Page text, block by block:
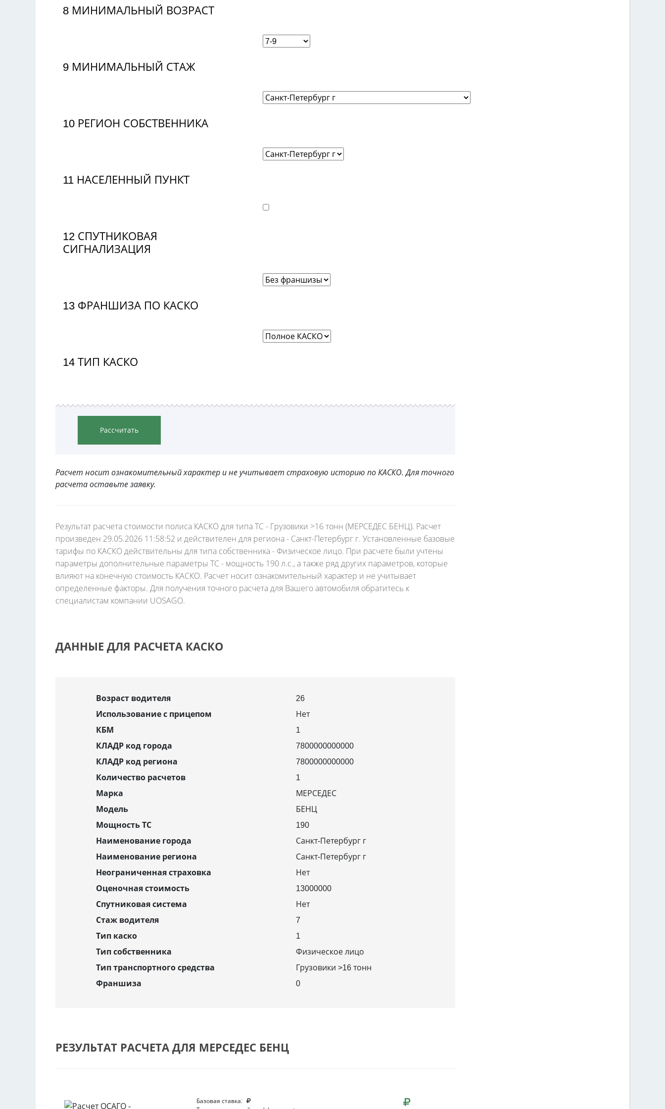
8 МИНИМАЛЬНЫЙ ВОЗРАСТ
9 МИНИМАЛЬНЫЙ СТАЖ
10 РЕГИОН СОБСТВЕННИКА
11 НАСЕЛЕННЫЙ ПУНКТ
12 СПУТНИКОВАЯ
СИГНАЛИЗАЦИЯ
13 ФРАНШИЗА ПО КАСКО
14 ТИП КАСКО
Рассчитать
Расчет носит ознакомительный характер и не учитывает страховую историю по КАСКО. Для точного
расчета оставьте заявку.
Результат расчета стоимости полиса КАСКО для типа ТС - Грузовики >16 тонн (МЕРСЕДЕС БЕНЦ). Расчет
произведен 29.05.2026 11:58:52 и действителен для региона - Санкт-Петербург г. Установленные базовые
тарифы по КАСКО действительны для типа собственника - Физическое лицо. При расчете были учтены
параметры дополнительные параметры ТС - мощность 190 л.с., а также ряд других параметров, которые
влияют на конечную стоимость КАСКО. Расчет носит ознакомительный характер и не учитывает
определенные факторы. Для получения точного расчета для Вашего автомобиля обратитесь к
специалистам компании UOSAGO.
ДАННЫЕ ДЛЯ РАСЧЕТА КАСКО
Возраст водителя
26
Использование с прицепом
Нет
КБМ
1
КЛАДР код города
7800000000000
КЛАДР код региона
7800000000000
Количество расчетов
1
Марка
МЕРСЕДЕС
Модель
БЕНЦ
Мощность ТС
190
Наименование города
Санкт-Петербург г
Наименование региона
Санкт-Петербург г
Неограниченная страховка
Нет
Оценочная стоимость
13000000
Спутниковая система
Нет
Стаж водителя
7
Тип каско
1
Тип собственника
Физическое лицо
Тип транспортного средства
Грузовики >16 тонн
Франшиза
0
РЕЗУЛЬТАТ РАСЧЕТА ДЛЯ МЕРСЕДЕС БЕНЦ
Базовая ставка: